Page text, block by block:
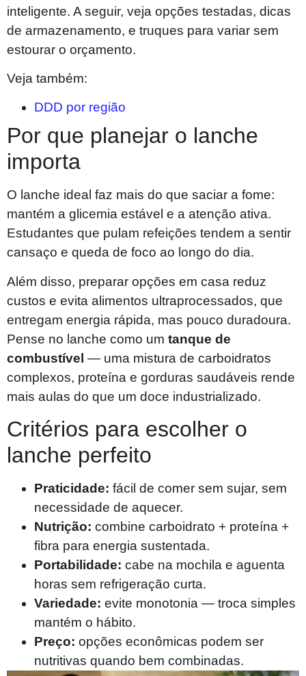
inteligente. A seguir, veja opções testadas, dicas
de armazenamento, e truques para variar sem
estourar o orçamento.
Veja também:
DDD por região
Por que planejar o lanche
importa
O lanche ideal faz mais do que saciar a fome:
mantém a glicemia estável e a atenção ativa.
Estudantes que pulam refeições tendem a sentir
cansaço e queda de foco ao longo do dia.
Além disso, preparar opções em casa reduz
custos e evita alimentos ultraprocessados, que
entregam energia rápida, mas pouco duradoura.
Pense no lanche como um tanque de
combustível — uma mistura de carboidratos
complexos, proteína e gorduras saudáveis rende
mais aulas do que um doce industrializado.
Critérios para escolher o
lanche perfeito
Praticidade: fácil de comer sem sujar, sem
necessidade de aquecer.
Nutrição: combine carboidrato + proteína +
fibra para energia sustentada.
Portabilidade: cabe na mochila e aguenta
horas sem refrigeração curta.
Variedade: evite monotonia — troca simples
mantém o hábito.
Preço: opções econômicas podem ser
nutritivas quando bem combinadas.